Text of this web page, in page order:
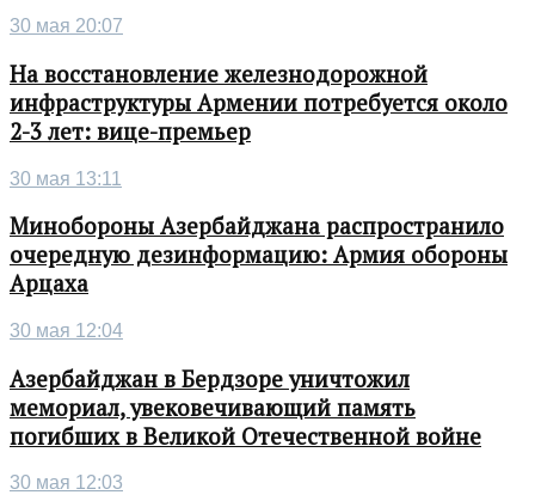
30 мая 20:07
На восстановление железнодорожной
инфраструктуры Армении потребуется около
2-3 лет: вице-премьер
30 мая 13:11
Минобороны Азербайджана распространило
очередную дезинформацию: Армия обороны
Арцаха
30 мая 12:04
Азербайджан в Бердзоре уничтожил
мемориал, увековечивающий память
погибших в Великой Отечественной войне
30 мая 12:03